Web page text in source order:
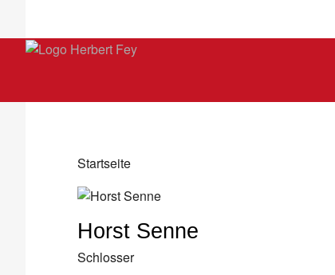
Startseite
Horst Senne
Schlosser